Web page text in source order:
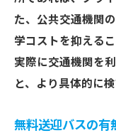
た、公共交通機関
学コストを抑える
実際に交通機関を
と、より具体的に
無料送迎バスの有